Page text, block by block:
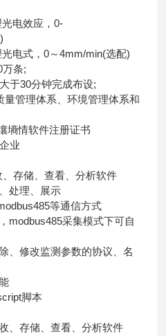
电效应，0-
电式，0～4mm/min(选配)
条;
30分钟完成布设;
管理体系、环境管理体系和
情软件注册证书
业
存储、查看、分析软件
处理、展示
等通信方式
采集模式下可自
修改监测参数的协议、名
脚本
存储、查看、分析软件